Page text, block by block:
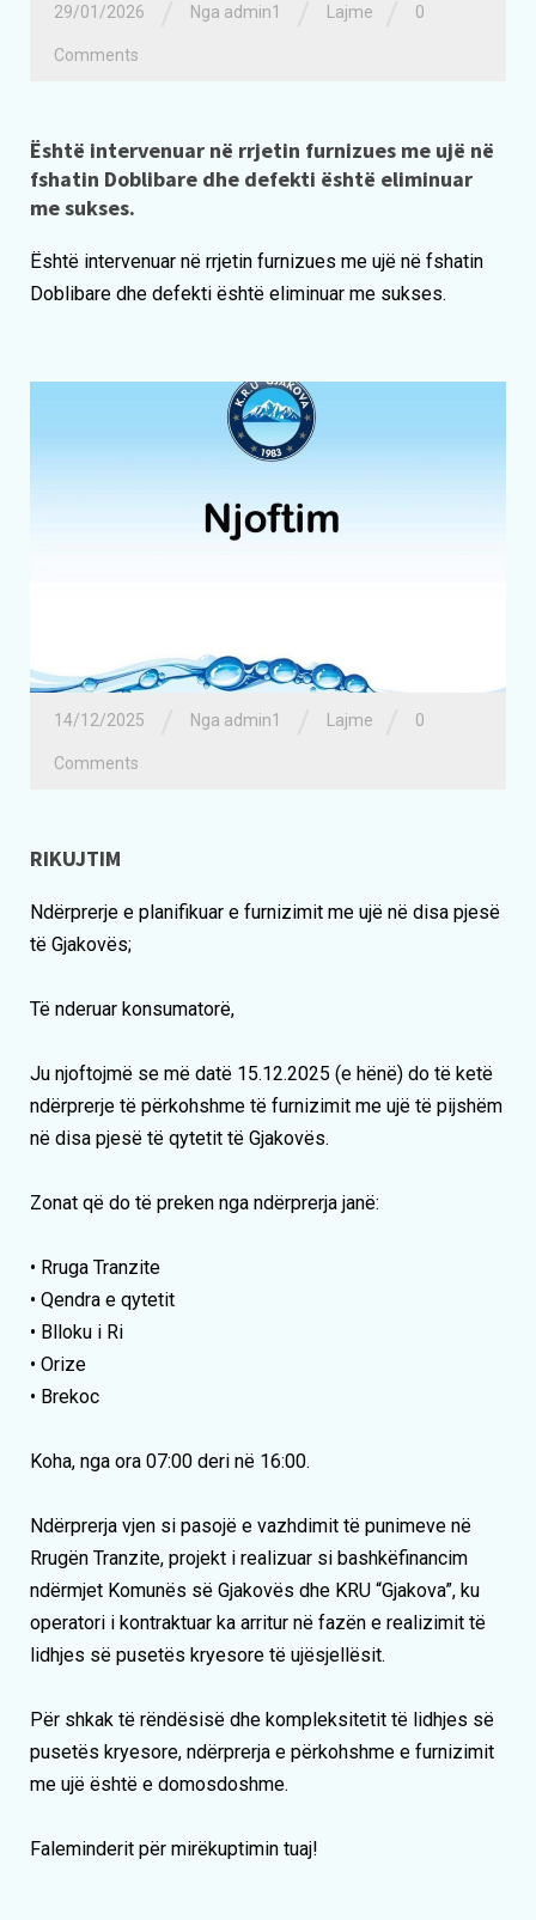
29/01/2026 Nga admin1 Lajme 0
Comments
Është intervenuar në rrjetin furnizues me ujë në
fshatin Doblibare dhe defekti është eliminuar
me sukses.
Është intervenuar në rrjetin furnizues me ujë në fshatin
Doblibare dhe defekti është eliminuar me sukses.
14/12/2025 Nga admin1 Lajme 0
Comments
RIKUJTIM
Ndërprerje e planifikuar e furnizimit me ujë në disa pjesë
të Gjakovës;
Të nderuar konsumatorë,
Ju njoftojmë se më datë 15.12.2025 (e hënë) do të ketë
ndërprerje të përkohshme të furnizimit me ujë të pijshëm
në disa pjesë të qytetit të Gjakovës.
Zonat që do të preken nga ndërprerja janë:
• Rruga Tranzite
• Qendra e qytetit
• Blloku i Ri
• Orize
• Brekoc
Koha, nga ora 07:00 deri në 16:00.
Ndërprerja vjen si pasojë e vazhdimit të punimeve në
Rrugën Tranzite, projekt i realizuar si bashkëfinancim
ndërmjet Komunës së Gjakovës dhe KRU “Gjakova”, ku
operatori i kontraktuar ka arritur në fazën e realizimit të
lidhjes së pusetës kryesore të ujësjellësit.
Për shkak të rëndësisë dhe kompleksitetit të lidhjes së
pusetës kryesore, ndërprerja e përkohshme e furnizimit
me ujë është e domosdoshme.
Faleminderit për mirëkuptimin tuaj!